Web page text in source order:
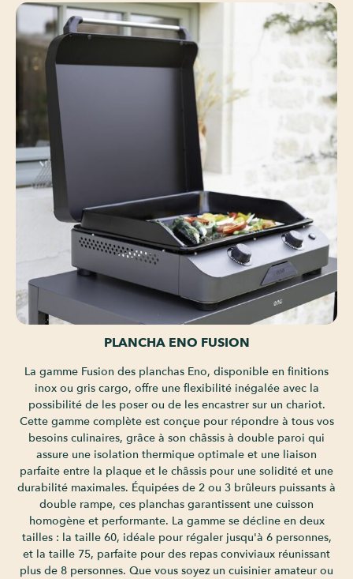
PLANCHA ENO FUSION
La gamme Fusion des planchas Eno, disponible en finitions
inox ou gris cargo, offre une flexibilité inégalée avec la
possibilité de les poser ou de les encastrer sur un chariot.
Cette gamme complète est conçue pour répondre à tous vos
besoins culinaires, grâce à son châssis à double paroi qui
assure une isolation thermique optimale et une liaison
parfaite entre la plaque et le châssis pour une solidité et une
durabilité maximales. Équipées de 2 ou 3 brûleurs puissants à
double rampe, ces planchas garantissent une cuisson
homogène et performante. La gamme se décline en deux
tailles : la taille 60, idéale pour régaler jusqu'à 6 personnes,
et la taille 75, parfaite pour des repas conviviaux réunissant
plus de 8 personnes. Que vous soyez un cuisinier amateur ou